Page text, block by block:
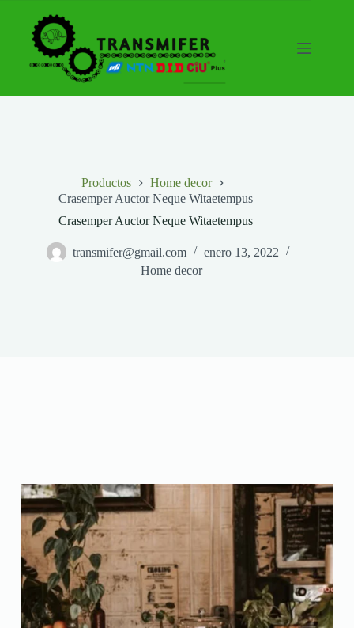
contenido
Productos
Home decor
Crasemper Auctor Neque Witaetempus
Crasemper Auctor Neque Witaetempus
transmifer@gmail.com
enero 13, 2022
Home decor